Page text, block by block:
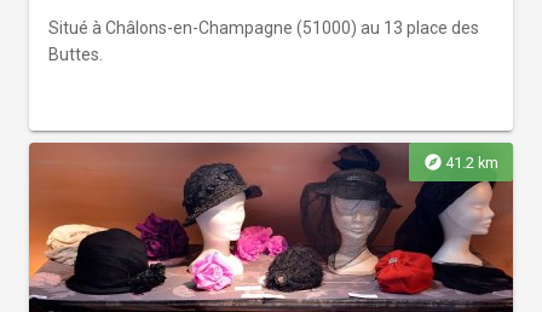
de ville de plusieurs villes de France. > Tous les premiers
dimanches du mois, les musées municipaux de Châlons-
Situé à Châlons-en-Champagne (51000) au 13 place des
Buttes.
explore 41.2 km